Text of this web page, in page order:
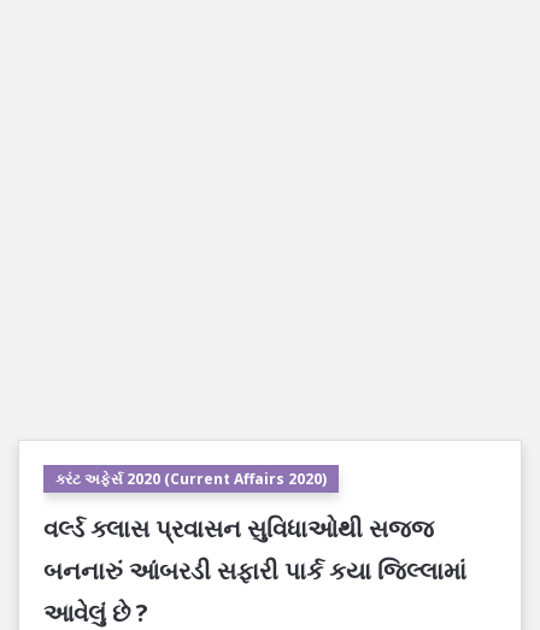
કરંટ અફેર્સ 2020 (Current Affairs 2020)
વર્લ્ડ ક્લાસ પ્રવાસન સુવિધાઓથી સજ્જ
બનનારું આંબરડી સફારી પાર્ક કયા જિલ્લામાં
આવેલું છે ?